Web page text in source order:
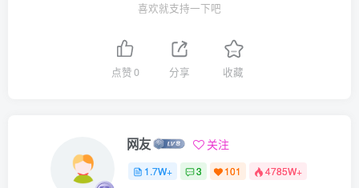
喜欢就支持一下吧
点赞0 分享 收藏
网友 关注
1.7W+ 3 101 4785W+